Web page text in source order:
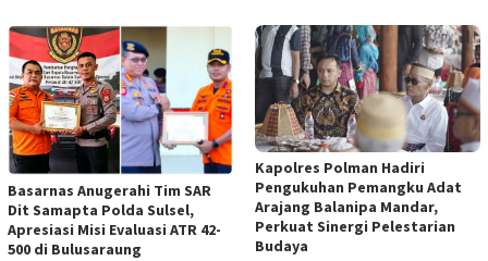
Basarnas Anugerahi Tim SAR
Dit Samapta Polda Sulsel,
Apresiasi Misi Evaluasi ATR 42-
500 di Bulusaraung
Kapolres Polman Hadiri
Pengukuhan Pemangku Adat
Arajang Balanipa Mandar,
Perkuat Sinergi Pelestarian
Budaya